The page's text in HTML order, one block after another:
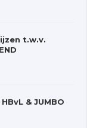
t.w.v.
& JUMBO